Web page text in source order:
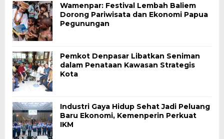
Wamenpar: Festival Lembah Baliem
Dorong Pariwisata dan Ekonomi Papua
Pegunungan
Pemkot Denpasar Libatkan Seniman
dalam Penataan Kawasan Strategis
Kota
Industri Gaya Hidup Sehat Jadi Peluang
Baru Ekonomi, Kemenperin Perkuat
IKM